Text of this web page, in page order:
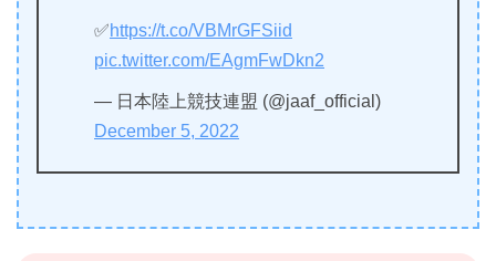
✅https://t.co/VBMrGFSiid
pic.twitter.com/EAgmFwDkn2
— 日本陸上競技連盟 (@jaaf_official)
December 5, 2022